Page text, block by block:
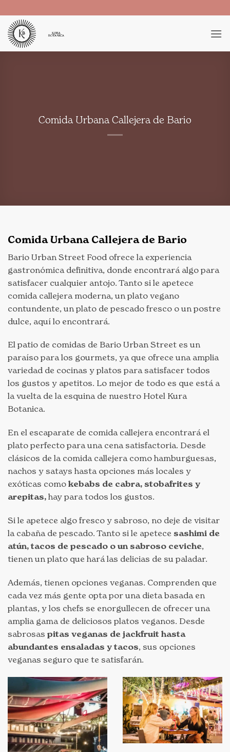
al
contenido
Comida Urbana Callejera de Bario
Comida Urbana Callejera de Bario
Bario Urban Street Food ofrece la experiencia
gastronómica definitiva, donde encontrará algo para
satisfacer cualquier antojo. Tanto si le apetece
comida callejera moderna, un plato vegano
contundente, un plato de pescado fresco o un postre
dulce, aquí lo encontrará.
El patio de comidas de Bario Urban Street es un
paraíso para los gourmets, ya que ofrece una amplia
variedad de cocinas y platos para satisfacer todos
los gustos y apetitos. Lo mejor de todo es que está a
la vuelta de la esquina de nuestro Hotel Kura
Botanica.
En el escaparate de comida callejera encontrará el
plato perfecto para una cena satisfactoria. Desde
clásicos de la comida callejera como hamburguesas,
nachos y satays hasta opciones más locales y
exóticas como kebabs de cabra, stobafrites y
arepitas, hay para todos los gustos.
Si le apetece algo fresco y sabroso, no deje de visitar
la cabaña de pescado. Tanto si le apetece sashimi de
atún, tacos de pescado o un sabroso ceviche,
tienen un plato que hará las delicias de su paladar.
Además, tienen opciones veganas. Comprenden que
cada vez más gente opta por una dieta basada en
plantas, y los chefs se enorgullecen de ofrecer una
amplia gama de deliciosos platos veganos. Desde
sabrosas pitas veganas de jackfruit hasta
abundantes ensaladas y tacos, sus opciones
veganas seguro que te satisfarán.